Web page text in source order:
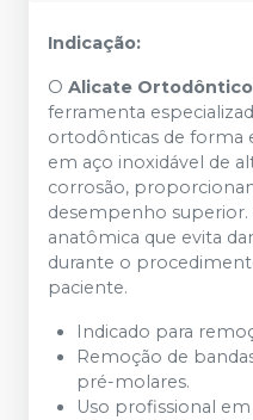
Indicação:
O Alicate Ortodôntico
ferramenta
ortodônticas de forma
em aço inoxidável de
corrosão,
desempenho
anatômica que evita
durante o
paciente.
Indicado para
Remoção de
pré-molares.
Uso profissional